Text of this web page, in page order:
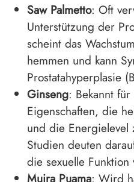
Saw Palmetto: Oft
Unterstützung der
scheint das
hemmen und kann
Prostatahyperplasie
Ginseng: Bekannt
Eigenschaften, die
und die
Studien deuten
die sexuelle Funktion
Muira Puama: Wird